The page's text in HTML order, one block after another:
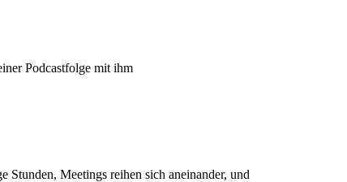
Podcastfolge mit ihm
Meetings reihen sich aneinander, und